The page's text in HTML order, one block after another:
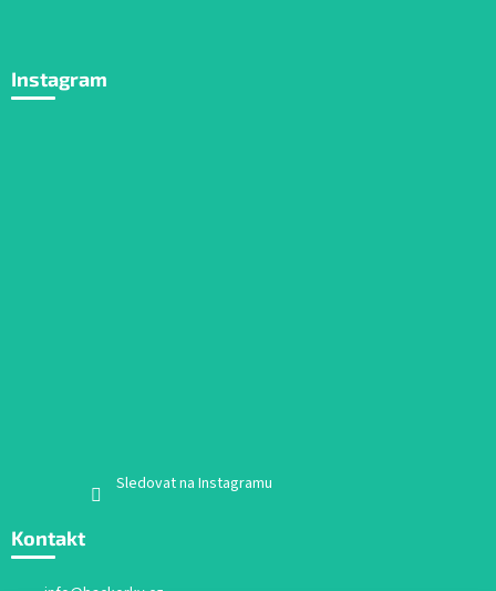
Instagram
Sledovat na Instagramu
Kontakt